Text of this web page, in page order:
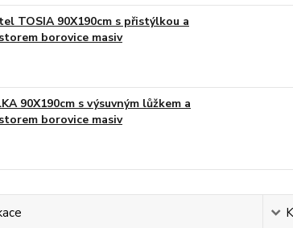
TOSIA 90X190cm s přistýlkou a
borovice masiv
90X190cm s výsuvným lůžkem a
borovice masiv